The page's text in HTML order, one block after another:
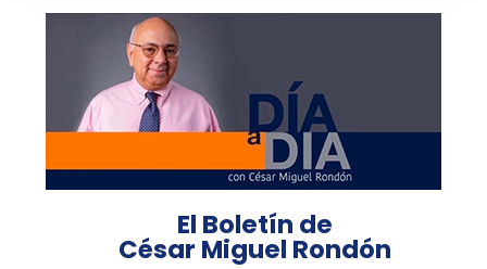
El Boletín de
César Miguel Rondón